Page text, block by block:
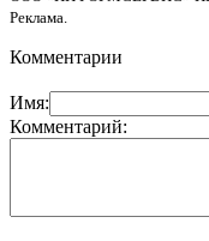
Реклама.
Комментарии
Имя:
Комментарий: